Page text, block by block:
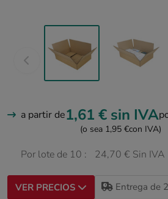
a partir de1,61 € sin IVA
(o sea 1,95 €con IVA)
Por lote de 10 : 24,70 € Sin IVA
VER PRECIOS Entrega de